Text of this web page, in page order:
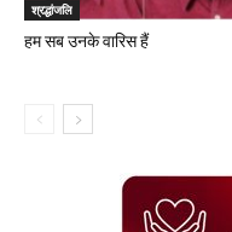
श्रद्धांजलि
हम सब उनके वारिस हैं